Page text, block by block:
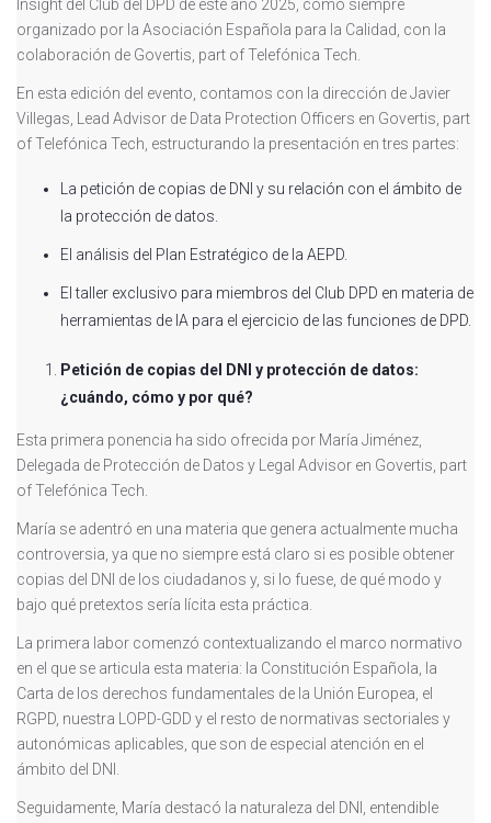
Insight del Club del DPD de este año 2025, como siempre
organizado por la Asociación Española para la Calidad, con la
colaboración de Govertis, part of Telefónica Tech.
En esta edición del evento, contamos con la dirección de Javier
Villegas, Lead Advisor de Data Protection Officers en Govertis, part
of Telefónica Tech, estructurando la presentación en tres partes:
La petición de copias de DNI y su relación con el ámbito de
la protección de datos.
El análisis del Plan Estratégico de la AEPD.
El taller exclusivo para miembros del Club DPD en materia de
herramientas de IA para el ejercicio de las funciones de DPD.
Petición de copias del DNI y protección de datos:
¿cuándo, cómo y por qué?
Esta primera ponencia ha sido ofrecida por María Jiménez,
Delegada de Protección de Datos y Legal Advisor en Govertis, part
of Telefónica Tech.
María se adentró en una materia que genera actualmente mucha
controversia, ya que no siempre está claro si es posible obtener
copias del DNI de los ciudadanos y, si lo fuese, de qué modo y
bajo qué pretextos sería lícita esta práctica.
La primera labor comenzó contextualizando el marco normativo
en el que se articula esta materia: la Constitución Española, la
Carta de los derechos fundamentales de la Unión Europea, el
RGPD, nuestra LOPD-GDD y el resto de normativas sectoriales y
autonómicas aplicables, que son de especial atención en el
ámbito del DNI.
Seguidamente, María destacó la naturaleza del DNI, entendible